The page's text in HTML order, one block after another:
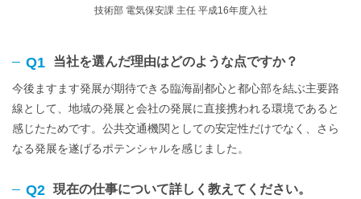
技術部 電気保安課 主任 平成16年度入社
Q1 当社を選んだ理由はどのような点ですか？
今後ますます発展が期待できる臨海副都心と都心部を結ぶ主要路
線として、地域の発展と会社の発展に直接携われる環境であると
感じたためです。公共交通機関としての安定性だけでなく、さら
なる発展を遂げるポテンシャルを感じました。
Q2 現在の仕事について詳しく教えてください。